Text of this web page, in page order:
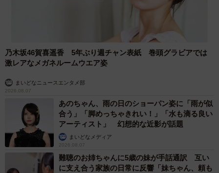
け！【はいどろ漫画】のInstagramで連載漫画を描いてま
乃木坂46賀喜遥香 5年ぶり週チャン表紙 巻頭グラビアでは
激レアなメガネルームウエア姿
まいどなニュースエンタメ部
2026.08.07
あのちゃん、雨の日のショーパン姿に「雨が似
合う」「脚めっちゃきれい！」「水も滴る良い
アーティスト」 幻想的な近影が話題
まいどなメディア
2026.08.07
難聴のお姉ちゃんに5歳の妹が手話通訳 互い
に支え合う家族の日常に反響「妹ちゃん、頼も